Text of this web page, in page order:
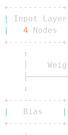
| Input Layer
|
4 Nodes
|
   Bias
|